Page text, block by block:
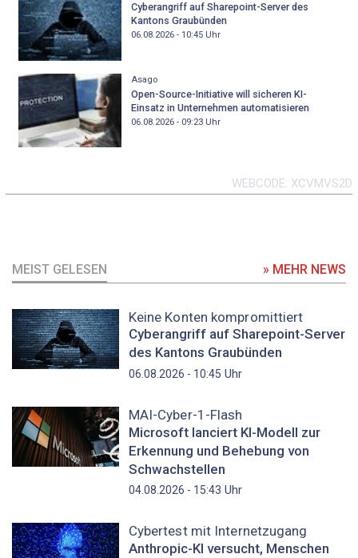
Cyberangriff auf Sharepoint-Server des
Kantons Graubünden
06.08.2026 - 10:45Uhr
Asago
Open-Source-Initiative will sicheren KI-
Einsatz in Unternehmen automatisieren
06.08.2026 - 09:23Uhr
WEBCODE XCVMVS2D
MEIST GELESEN » MEHR NEWS
Keine Konten kompromittiert
Cyberangriff auf Sharepoint-Server
des Kantons Graubünden
06.08.2026 - 10:45 Uhr
MAI-Cyber-1-Flash
Microsoft lanciert KI-Modell zur
Erkennung und Behebung von
Schwachstellen
04.08.2026 - 15:43 Uhr
Cybertest mit Internetzugang
Anthropic-KI versucht, Menschen